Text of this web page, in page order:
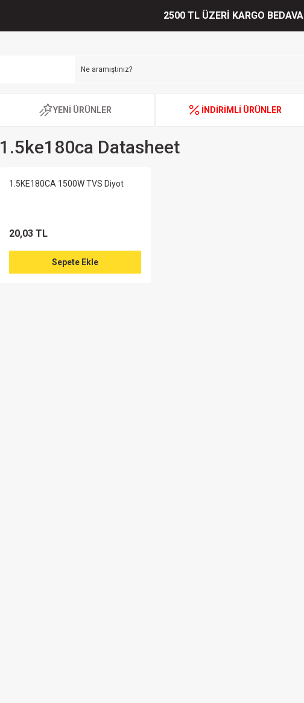
2500 TL ÜZERİ KARGO BEDAVA
YENİ ÜRÜNLER İNDİRİMLİ ÜRÜNLER
1.5ke180ca Datasheet
1.5KE180CA 1500W TVS Diyot
20,03 TL
Sepete Ekle